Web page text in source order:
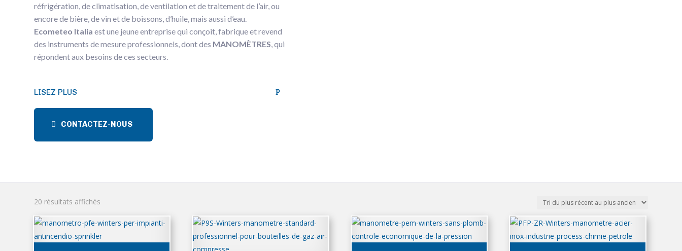
réfrigération, de climatisation, de ventilation et de traitement de l’air, ou
encore de bière, de vin et de boissons, d’huile, mais aussi d’eau.
Ecometeo Italia est une jeune entreprise qui conçoit, fabrique et revend
des instruments de mesure professionnels, dont des MANOMÈTRES , qui
répondent aux besoins de ces secteurs.
LISEZ PLUS
CONTACTEZ-NOUS
20 résultats affichés
plus
récent